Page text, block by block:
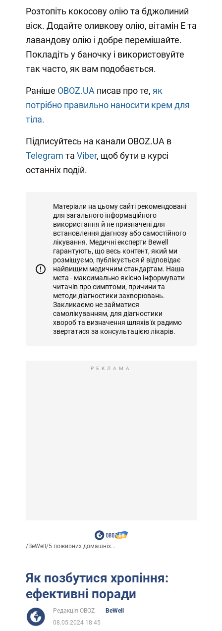
Розтопіть кокосову олію та бджолиний
віск. Додайте оливкову олію, вітамін Е та
лавандову олію і добре перемішайте.
Покладіть у баночку і використовуйте
так часто, як вам подобається.
Раніше OBOZ.UA писав про те, як
потрібно правильно наносити крем для
тіла.
Підписуйтесь на канали OBOZ.UA в
Telegram та Viber, щоб бути в курсі
останніх подій.
Матеріали на цьому сайті рекомендовані
для загального інформаційного
використання й не призначені для
встановлення діагнозу або самостійного
лікування. Медичні експерти Bewell
гарантують, що весь контент, який ми
розміщуємо, публікується й відповідає
найвищим медичним стандартам. Наша
мета - максимально якісно інформувати
читачів про симптоми, причини та
методи діагностики захворювань.
Закликаємо не займатися
самолікуванням, для діагностики
хвороб та визначення шляхів їх радимо
звертатися за консультацією лікарів.
РЕКЛАМА
/BeWell /5 поживних домашніх...
Як позбутися хропіння:
ефективні поради
Редакція OBOZ
BeWell
08.05.2024 18:45